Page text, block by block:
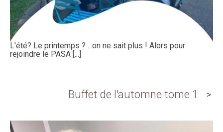
L'été? Le printemps ? ...on ne sait plus ! Alors pour
rejoindre le PASA [...]
Buffet de l'automne tome 1